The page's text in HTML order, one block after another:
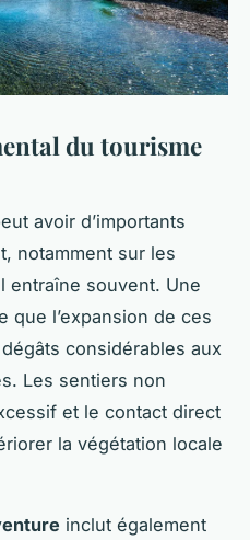
du tourisme
avoir d’importants
notamment sur les
entraîne souvent. Une
que l’expansion de ces
considérables aux
Les sentiers non
et le contact direct
la végétation locale
inclut également